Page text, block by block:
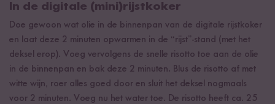
In de digitale (mini)rijstkoker
Doe gewoon wat olie in de binnenpan van de digitale rijstkoker
en laat deze 2 minuten opwarmen in de “rijst”-stand (met het
deksel erop). Voeg vervolgens de snelle risotto toe aan de olie
in de binnenpan en bak deze 2 minuten. Blus de risotto af met
witte wijn, roer alles goed door en sluit het deksel nogmaals
voor 2 minuten. Voeg nu het water toe. De risotto heeft ca. 25